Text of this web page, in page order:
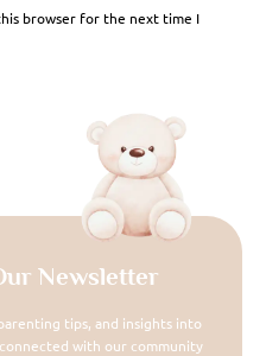
browser for the next time I
Newsletter
tips, and insights into
with our community